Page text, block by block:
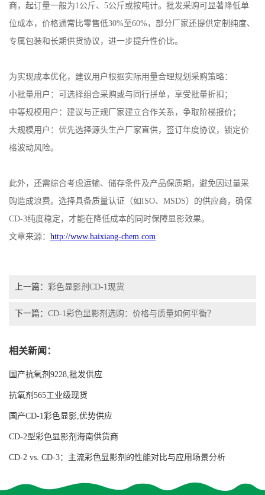
商，起订量一般为1公斤、 5公斤或按吨计。批发采购可显著降低单
位成本，价格通常比零售低30%至60%，部分厂家还提供定制纯度、
专属包装和长期供货协议，进一步提升性价比。
为实现成本优化，建议用户根据实际用量合理规划采购策略：
小批量用户：可选择组合采购或与同行拼单，享受批量折扣；
中等规模用户：建议与正规厂家建立合作关系，争取阶梯报价；
大规模用户：优先选择源头生产厂家直供，签订年度协议，锁定价
格波动风险。
此外，还需综合考虑运输、储存条件及产品保质期，避免因过量采
购造成浪费。选择具备质量认证（如ISO、 MSDS）的供应商，确保
CD-3纯度稳定，才能在降低成本的同时保障显影效果。
文章来源： http://www.haixiang-chem.com
上一篇： 彩色显影剂CD-1现货
下一篇： CD-1彩色显影剂选购：价格与质量如何平衡？
相关新闻：
国产抗氧剂9228,批发供应
抗氧剂565工业级现货
国产CD-1彩色显影,优势供应
CD-2型彩色显影剂海南供货商
CD-2 vs. CD-3：主流彩色显影剂的性能对比与应用场景分析